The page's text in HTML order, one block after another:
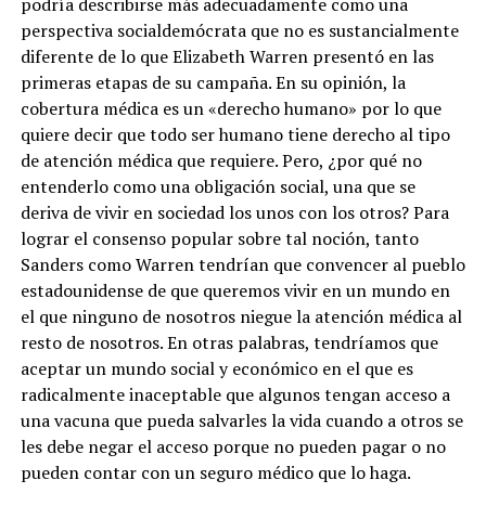
perspectiva socialdemócrata que no es sustancialmente
diferente de lo que Elizabeth Warren presentó en las
primeras etapas de su campaña. En su opinión, la
cobertura médica es un «derecho humano» por lo que
quiere decir que todo ser humano tiene derecho al tipo
de atención médica que requiere. Pero, ¿por qué no
entenderlo como una obligación social, una que se
deriva de vivir en sociedad los unos con los otros? Para
lograr el consenso popular sobre tal noción, tanto
Sanders como Warren tendrían que convencer al pueblo
estadounidense de que queremos vivir en un mundo en
el que ninguno de nosotros niegue la atención médica al
resto de nosotros. En otras palabras, tendríamos que
aceptar un mundo social y económico en el que es
radicalmente inaceptable que algunos tengan acceso a
una vacuna que pueda salvarles la vida cuando a otros se
les debe negar el acceso porque no pueden pagar o no
pueden contar con un seguro médico que lo haga.